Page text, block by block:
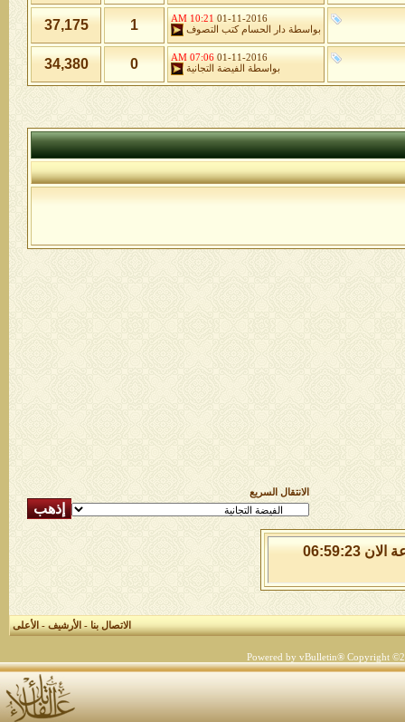
01-11-2016
10:21 AM
بواسطة دار الحسام كتب التصوف 1
37,175
01-11-2016
07:06 AM
بواسطة
الفيضة التجانية 0
34,380
الانتقال السريع
الجمعة 7 من اغسطس 2026 , الساعة الان 06:59:23
الاتصال بنا-الأرشيف-الأعلى
Powered by vBulletin® Copyright